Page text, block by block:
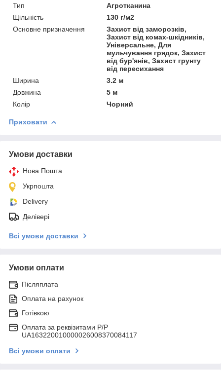
Тип
Агротканина
Щільність
130 г/м2
Основне призначення
Захист від заморозків,
Захист від комах-шкідників,
Універсальне, Для
мульчування грядок, Захист
від бур'янів, Захист грунту
від пересихання
Ширина
3.2 м
Довжина
5 м
Колір
Чорний
Приховати
Умови доставки
Нова Пошта
Укрпошта
Delivery
Делівері
Всі умови доставки
Умови оплати
Післяплата
Оплата на рахунок
Готівкою
Оплата за реквізитами P/Р
UA163220010000026008370084117
Всі умови оплати